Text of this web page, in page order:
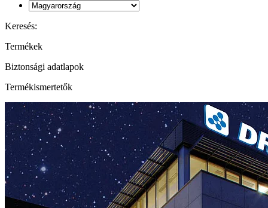
Keresés:
Termékek
Biztonsági adatlapok
Termékismertetők